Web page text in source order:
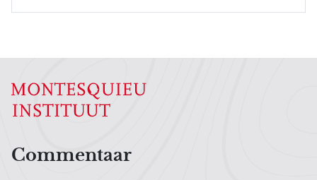
Hoofdnavigatiemenu
Commentaar